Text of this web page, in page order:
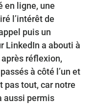
en ligne, une
l’intérêt de
puis un
LinkedIn a abouti à
réflexion,
à côté l’un et
pas tout, car notre
aussi permis